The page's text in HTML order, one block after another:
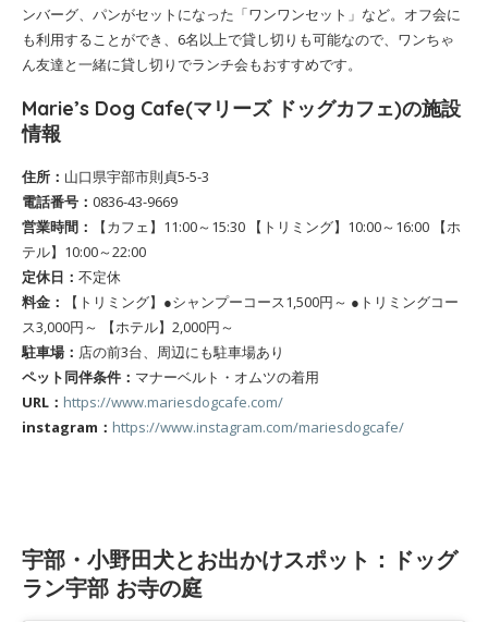
ンバーグ、パンがセットになった「ワンワンセット」など。オフ会に
も利用することができ、6名以上で貸し切りも可能なので、ワンちゃ
ん友達と一緒に貸し切りでランチ会もおすすめです。
Marie’s Dog Cafe(マリーズ ドッグカフェ)の施設
情報
住所： 山口県宇部市則貞5-5-3
電話番号： 0836-43-9669
営業時間：
【カフェ】11:00～15:30 【トリミング】10:00～16:00 【ホ
テル】10:00～22:00
定休日： 不定休
料金：
【トリミング】●シャンプーコース1,500円～ ●トリミングコー
ス3,000円～ 【ホテル】2,000円～
駐車場： 店の前3台、周辺にも駐車場あり
ペット同伴条件： マナーベルト・オムツの着用
URL： https://www.mariesdogcafe.com/
instagram： https://www.instagram.com/mariesdogcafe/
宇部・小野田犬とお出かけスポット：ドッグ
ラン宇部 お寺の庭